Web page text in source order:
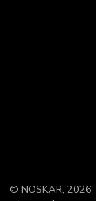
© NOSKAR, 2026